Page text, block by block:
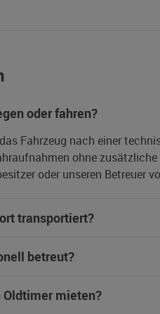
oder fahren?
Fahrzeug nach einer
ohne zusätzliche
oder unseren Betreuer
transportiert?
betreut?
Oldtimer mieten?